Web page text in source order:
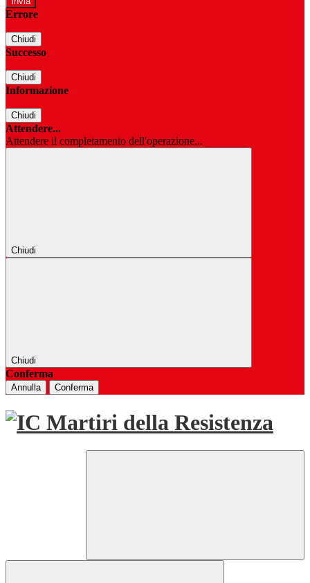
Errore
Chiudi
Successo
Chiudi
Informazione
Chiudi
Attendere...
Attendere il completamento dell'operazione...
Chiudi
Chiudi
Conferma
Annulla Conferma